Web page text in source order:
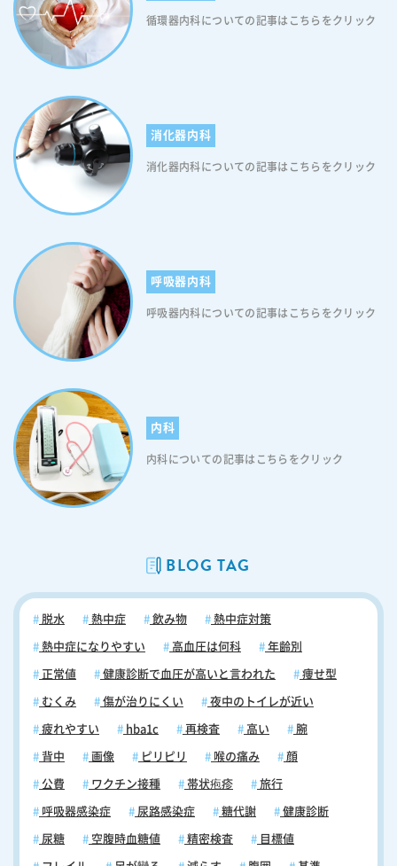
は帯状疱疹を疑う必要がある 風邪による喉の痛みは、発熱・鼻水・咳・
倦怠感といった感冒症状を伴うことが多いです。これに対し、帯状疱疹
による初期症状としての喉の痛みは、こうした感冒症状をほとんど伴わ
ないケースが多い点が特徴です。さらに、痛みの性質にも違いがありま
炎症性の痛みが中心ですが、帯状疱疹では神経そのものがダメージを受
けるため、「ピリピリする」「ズキズキと脈打つように痛む」「何もし
ていないのに痛みが続く」といった神経痛様の痛みが現れます。吐き気
を伴う強い痛みが続く場合も、帯状疱疹の可能性を念頭に置いて医療機
関を受診してください。 喉の痛みに先行して首・顎・耳まわりに皮膚の
違和感・しびれが出ていた場合は？ 帯状疱疹では、発疹や水疱が現れる
数日前から、皮膚の違和感・しびれ・かゆみ・灼熱感といった前駆症状
いった同じ側の皮膚に「何となくピリピリする」「触れると痛い」とい
った症状があった場合は、帯状疱疹の前駆症状である可能性が高いで
す。この段階ではまだ発疹が出ていないため、患者自身も医師も帯状疱
疹と気づきにくい時期です。しかし、帯状疱疹の治療は早期に開始する
ほど効果的であるため、こうした前駆症状のサインを見逃さないことが
重要です。喉の痛みと皮膚の違和感が重なった場合は、速やかに皮膚科
の主な違いです。首や耳まわりの皮膚の違和感が先行している場合は前
駆症状の可能性があります。早期治療が重要なため、疑わしい症状があ
れば迷わず医療機関を受診してください。 口の中・唇・舌に出る帯状
疱疹の初期症状 帯状疱疹は皮膚だけでなく、口の中・唇・舌にも症状が
現れることがあります。これらの部位に生じた場合、口内炎や口唇ヘル
ペスと見分けがつきにくく、診断が遅れやすいのが特徴です。ここで
す。見た目は口内炎に似ているため、多くの患者が口内炎と判断してし
引き起こされるため、ピリピリ・ズキズキとした強い神経痛を伴いま
す。なお、食事中や会話の際に激しい痛みが走ることも多く、日常生活
に喉の痛みを伴う場合もあるため、複数の症状が重なったときは帯状疱
疹を疑うことが重要です。口内炎の治療を続けても改善しない場合は、
疱・赤みが現れた場合、まず鑑別が必要になるのが単純ヘルペス（口唇
ヘルペス）です。どちらも水疱を形成するため、見た目だけでは区別が
ることが多いのに対し、帯状疱疹の場合は唇や口角の片側から顎・頬に
かけて広範囲に広がり、同じ側の顔面に神経痛様の痛みやしびれを伴う
循環器内科についての記事はこちらをクリック
消化器内科
消化器内科についての記事はこちらをクリック
呼吸器内科
呼吸器内科についての記事はこちらをクリック
内科
内科についての記事はこちらをクリック
BLOG TAG
脱水 熱中症 飲み物 熱中症対策
熱中症になりやすい 高血圧は何科 年齢別
正常値 健康診断で血圧が高いと言われた 痩せ型
むくみ 傷が治りにくい 夜中のトイレが近い
疲れやすい hba1c 再検査 高い 腕
背中 画像 ピリピリ 喉の痛み 顔
公費 ワクチン接種 帯状疱疹 旅行
呼吸器感染症 尿路感染症 糖代謝 健康診断
尿糖 空腹時血糖値 精密検査 目標値